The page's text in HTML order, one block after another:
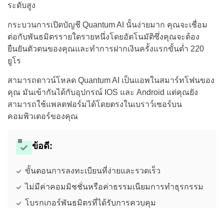
ระดับสูง
กระบวนการเปิดบัญชี Quantum AI นั้นง่ายมาก คุณจะเชื่อม
ต่อกับพันธมิตรรายใดรายหนึ่งโดยอัตโนมัติซึ่งคุณจะต้อง
ยืนยันตัวตนของคุณและทำการฝากเงินครั้งแรกขั้นต่ำ 220
ยูโร
สามารถดาวน์โหลด Quantum AI เป็นแอพในสมาร์ทโฟนของ
คุณ มันเข้ากันได้กับอุปกรณ์ IOS และ Android แต่คุณยัง
สามารถใช้แพลตฟอร์มได้โดยตรงในเบราว์เซอร์บน
คอมพิวเตอร์ของคุณ
ข้อดี:
ขั้นตอนการลงทะเบียนที่ง่ายและรวดเร็ว
ไม่มีค่าคอมมิชชั่นหรือค่าธรรมเนียมการทำธุรกรรม
โบรกเกอร์พันธมิตรที่ได้รับการควบคุม